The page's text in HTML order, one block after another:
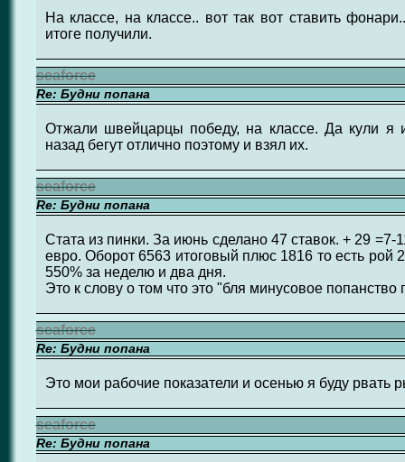
На классе, на классе.. вот так вот ставить
итоге получили.
seaforce
Re: Будни попана
Отжали швейцарцы победу, на классе. Да кули я
назад бегут отлично поэтому и взял их.
seaforce
Re: Будни попана
Стата из пинки. За июнь сделано 47 ставок. + 29
евро. Оборот 6563 итоговый плюс 1816 то есть рой
550% за неделю и два дня.
Это к слову о том что это "бля минусовое попанство
seaforce
Re: Будни попана
Это мои рабочие показатели и осенью я буду рвать
seaforce
Re: Будни попана